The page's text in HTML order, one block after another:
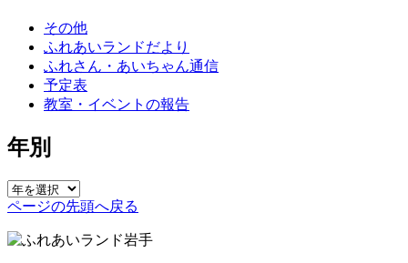
その他
ふれあいランドだより
ふれさん・あいちゃん通信
予定表
教室・イベントの報告
年別
ページの先頭へ戻る